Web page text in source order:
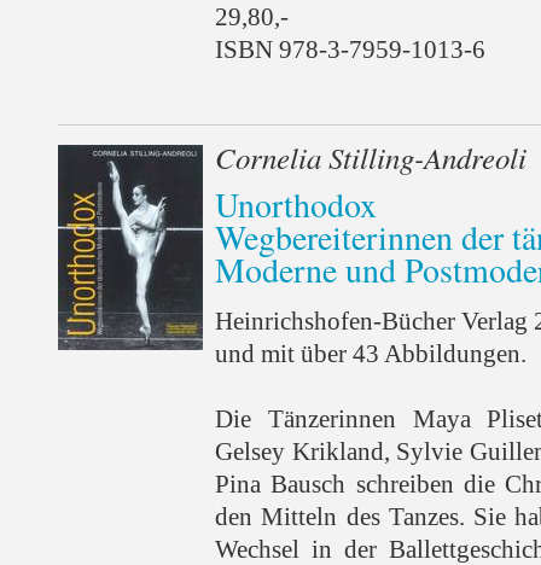
29,80,-
ISBN 978-3-7959-1013-6
Cornelia Stilling-Andreoli
Unorthodox
Wegbereiterinnen der
Moderne und
Heinrichshofen-Bücher Verlag
und mit über 43 Abbildungen.
Die Tänzerinnen Maya
Gelsey Krikland, Sylvie
Pina Bausch schreiben die
den Mitteln des Tanzes. Sie
Wechsel in der